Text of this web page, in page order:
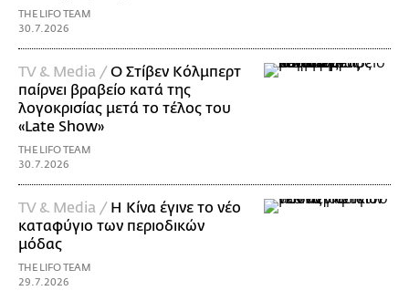
THE LIFO TEAM
30.7.2026
TV & Media /Ο Στίβεν Κόλμπερτ
παίρνει βραβείο κατά της
λογοκρισίας μετά το τέλος του
«Late Show»
THE LIFO TEAM
30.7.2026
TV & Media / Η Κίνα έγινε το νέο
καταφύγιο των περιοδικών
μόδας
THE LIFO TEAM
29.7.2026